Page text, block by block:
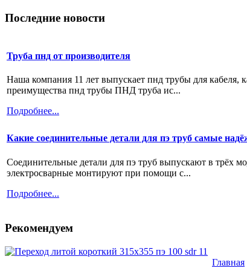
Последние новости
Труба пнд от производителя
Наша компания 11 лет выпускает пнд трубы для кабеля,
преимущества пнд трубы ПНД труба ис...
Подробнее...
Какие соединительные детали для пэ труб самые
Соединительные детали для пэ труб выпускают в трёх
электросварные монтируют при помощи с...
Подробнее...
Рекомендуем
Главная